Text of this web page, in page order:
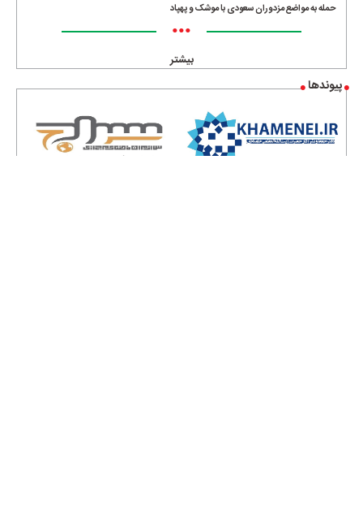
حمله به مواضع مزدوران سعودی با موشک و پهپاد
•••
بیشتر
پیوندها